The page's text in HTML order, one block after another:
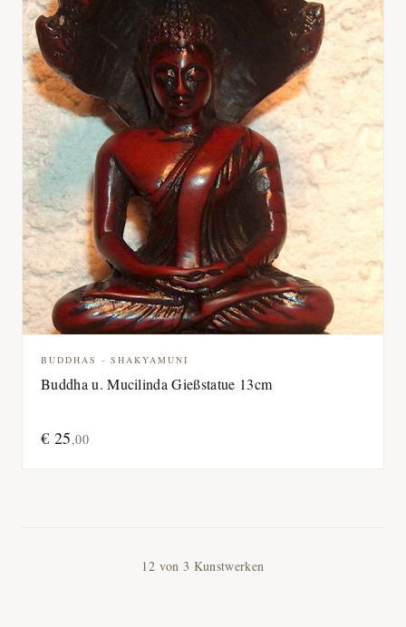
BUDDHAS - SHAKYAMUNI
Buddha u. Mucilinda Gießstatue 13cm
€ 25,00
12 von 3 Kunstwerken